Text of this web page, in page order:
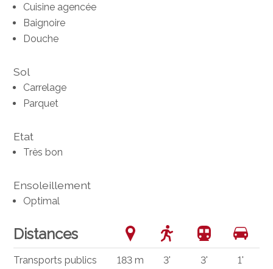
Cuisine agencée
Baignoire
Douche
Sol
Carrelage
Parquet
Etat
Très bon
Ensoleillement
Optimal
Distances
Transports publics 183 m 3' 3' 1'